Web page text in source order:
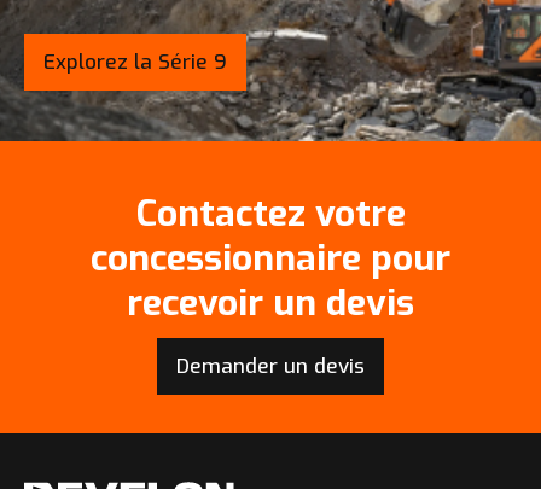
Explorez la Série 9
Contactez votre
concessionnaire pour
recevoir un devis
Demander un devis